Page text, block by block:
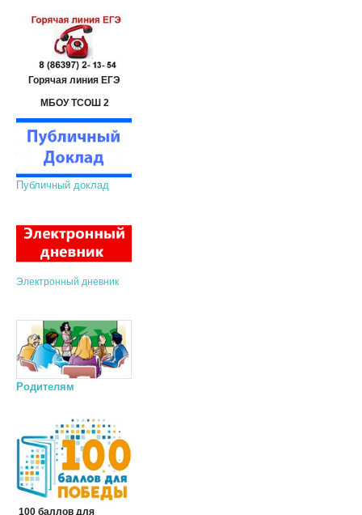
Горячая линия ЕГЭ
МБОУ ТСОШ 2
Публичный доклад
Электронный дневник
Родителям
100 баллов для